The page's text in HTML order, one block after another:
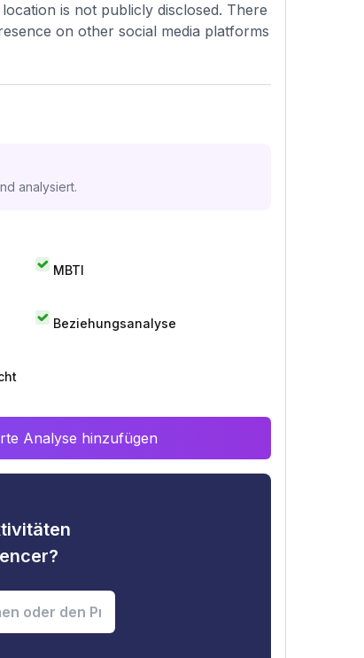
is not publicly disclosed. There
on other social media platforms
analysiert.
MBTI
Beziehungsanalyse
Analyse hinzufügen